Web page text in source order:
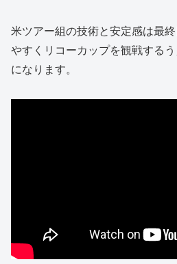
米ツアー組の技術と安定感は最
やすくリコーカップを観戦する
になります。